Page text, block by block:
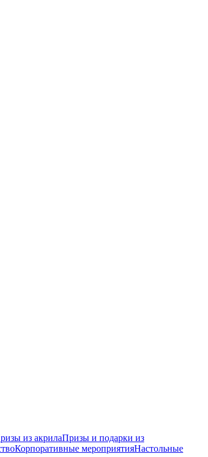
из акрилаПризы и подарки из
Корпоративные мероприятияНастольные